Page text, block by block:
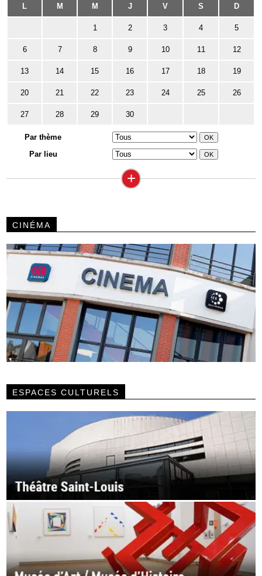
L M M J V S D
1 2 3 4 5
6 7 8 9 10 11 12
13 14 15 16 17 18 19
20 21 22 23 24 25 26
27 28 29 30
Par thème
Par lieu
+
CINÉMA
ESPACES CULTURELS